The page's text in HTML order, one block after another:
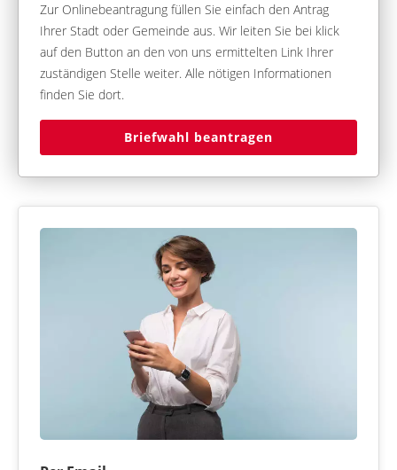
Zur Onlinebeantragung füllen Sie einfach den Antrag
Ihrer Stadt oder Gemeinde aus. Wir leiten Sie bei klick
auf den Button an den von uns ermittelten Link Ihrer
zuständigen Stelle weiter. Alle nötigen Informationen
finden Sie dort.
Briefwahl beantragen